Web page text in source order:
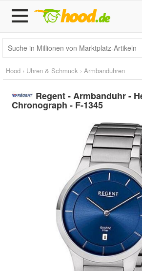
Hood › Uhren & Schmuck › Armbanduhren
Regent - Armbanduhr -
Chronograph - F-1345